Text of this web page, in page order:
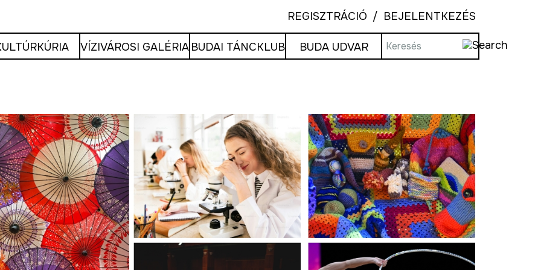
REGISZTRÁCIÓ BEJELENTKEZÉS
VÍZIVÁROSI GALÉRIA BUDAI TÁNCKLUB BUDA UDVAR